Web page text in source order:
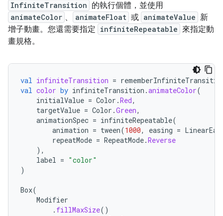
InfiniteTransition 的執行個體，並使用
animateColor 、 animateFloat 或 animateValue 新
增子動畫。您還需要指定 infiniteRepeatable 來指定動
畫規格。
val infiniteTransition =
val color by infiniteTransition .animateColor(
initialValue = Color .Red,
targetValue = Color .Green,
animationSpec = infiniteRepeatable(
animation = tween(1000, easing =
repeatMode = RepeatMode.Reverse
),
label = "color"
)
Box(
Modifier
. fillMaxSize()